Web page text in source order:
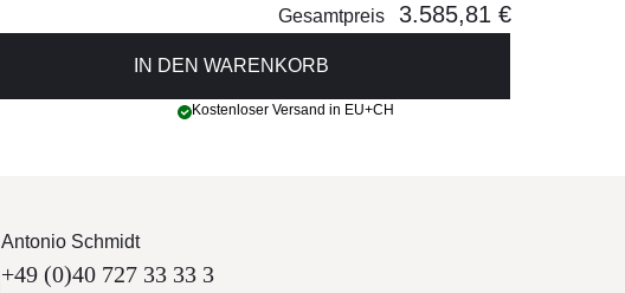
Gesamtpreis
3.585,81 €
IN DEN WARENKORB
Kostenloser Versand in EU+CH
Antonio Schmidt
+49 (0)40 727 33 33 3